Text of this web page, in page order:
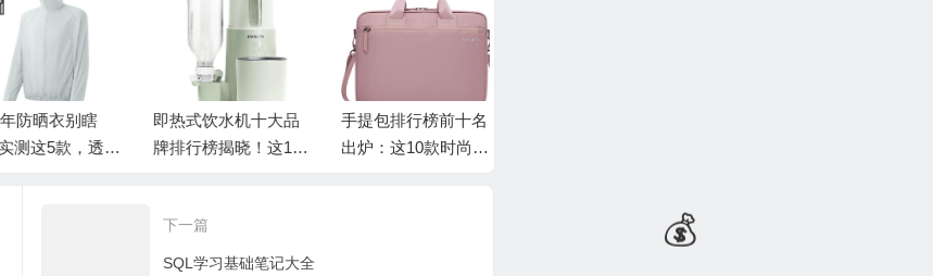
晒衣别瞎
这5款，透气
即热式饮水机十大品
牌排行榜揭晓！这10
手提包排行榜前十名
出炉：这10款时尚百
下一篇
SQL学习基础笔记大全